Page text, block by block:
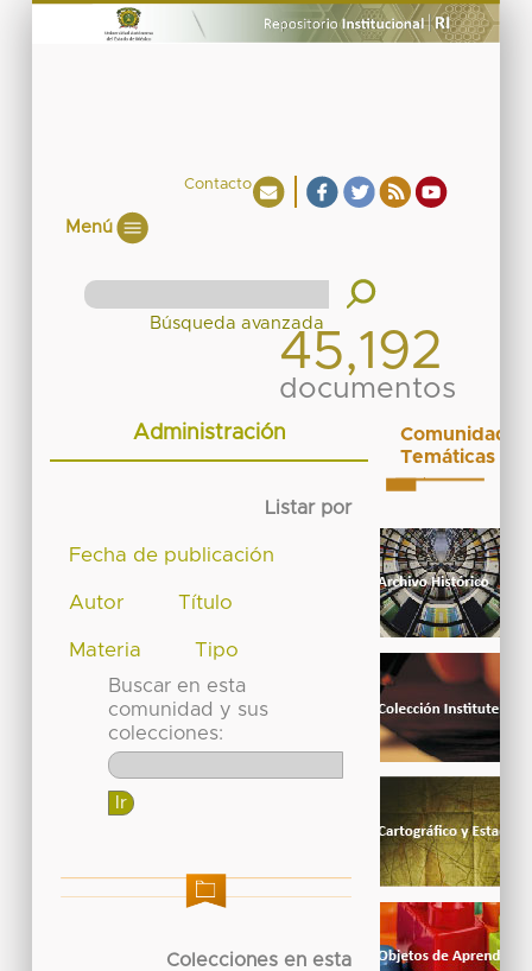
Contacto
Menú
45,192
documentos
Administración
Listar por
Fecha de publicación
Autor Título
Materia
Tipo
Buscar en esta
comunidad y sus
colecciones:
Colecciones en esta
Comunidades
Temáticas